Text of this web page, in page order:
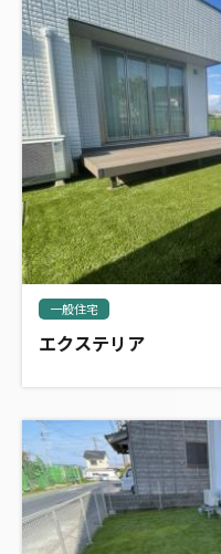
一般住宅
エクステリア